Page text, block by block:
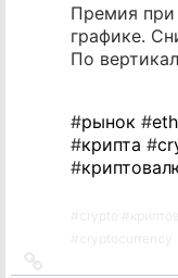
Премия при
графике.
По
#рынок #
#крипта #
#